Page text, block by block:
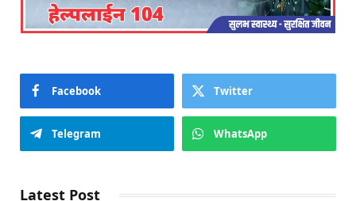
Facebook Twitter
Telegram WhatsApp
Latest Post